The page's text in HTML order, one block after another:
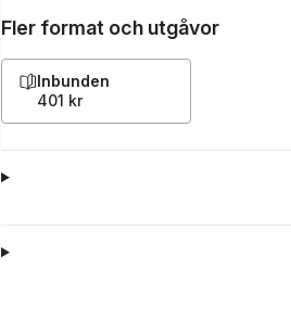
Fler format och utgåvor
Inbunden
401 kr